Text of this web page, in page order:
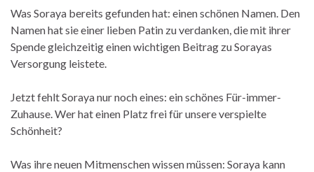
Was Soraya bereits gefunden hat: einen schönen Namen. Den
Namen hat sie einer lieben Patin zu verdanken, die mit ihrer
Spende gleichzeitig einen wichtigen Beitrag zu Sorayas
Versorgung leistete.
Jetzt fehlt Soraya nur noch eines: ein schönes Für-immer-
Zuhause. Wer hat einen Platz frei für unsere verspielte
Schönheit?
Was ihre neuen Mitmenschen wissen müssen: Soraya kann